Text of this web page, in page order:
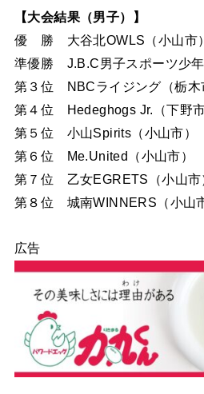
【大会結果（男子）】
優 勝 大谷北OWLS（小山市）
準優勝 J.B.C男子スポーツ少年
第３位 NBCライジング（栃木
第４位 Hedeghogs Jr.（下野市
第５位 小山Spirits（小山市）
第６位 Me.United（小山市）
第７位 乙女EGRETS（小山市
第８位 城南WINNERS（小山
広告